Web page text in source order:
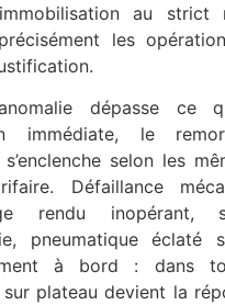
au strict
les
dépasse ce
immédiate, le
s’enclenche selon les
Défaillance
rendu
pneumatique éclaté
à bord : dans
plateau devient la